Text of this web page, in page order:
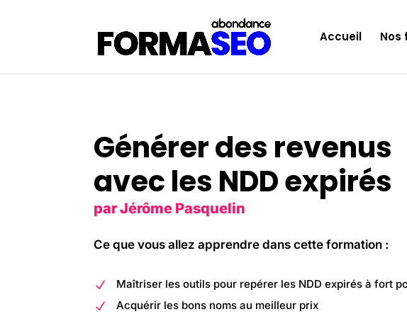
Accueil Nos
Générer des revenus
avec les NDD expirés
par Jérôme Pasquelin
Ce que vous allez apprendre dans cette formation :
N Maîtriser les outils pour repérer les NDD expirés à fort
N Acquérir les bons noms au meilleur prix